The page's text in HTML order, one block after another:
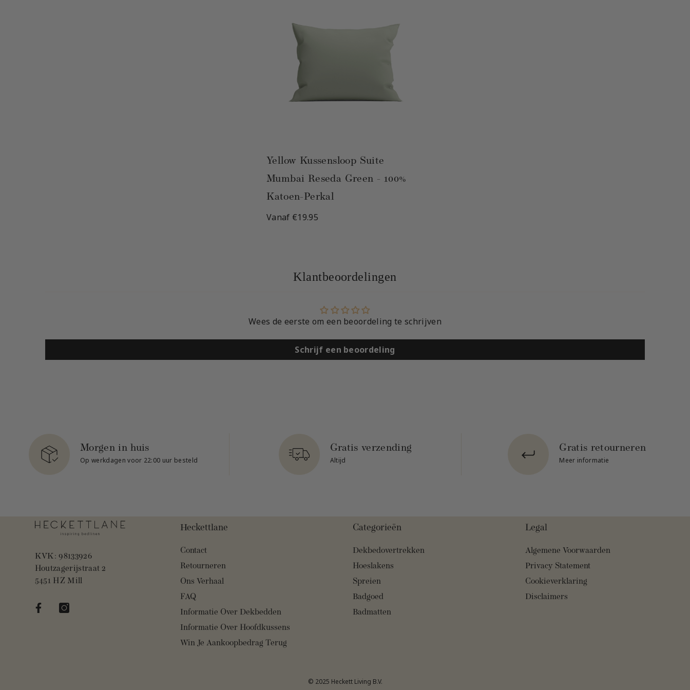
Yellow Kussensloop Suite Mumbai
Reseda Green - 100% Katoen-
Perkal
Vanaf €19.95
Klantbeoordelingen
Wees de eerste om een beoordeling te schrijven
Schrijf een beoordeling
Morgen in huis
Op werkdagen voor 22:00 uur besteld
Gratis verzending
Altijd
Gratis retourneren
Meer informatie
KVK: 98133926
‏‏‎Houtzagerijstraat 2
‏‏‎5451 HZ Mill
Heckettlane
Contact
Retourneren
Ons Verhaal
FAQ
Informatie Over Dekbedden
Informatie Over Hoofdkussens
Win Je Aankoopbedrag Terug
Categorieën
Dekbedovertrekken
Hoeslakens
Spreien
Badgoed
Badmatten
Legal
Algemene Voorwaarden
Privacy Statement
Cookieverklaring
Disclaimers
© 2025 Heckett Living B.V.